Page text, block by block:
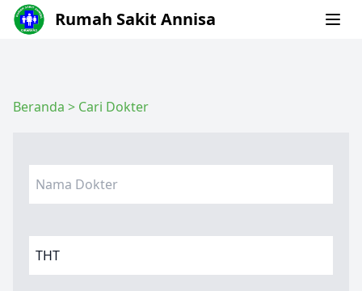
Rumah Sakit Annisa
Beranda > Cari Dokter